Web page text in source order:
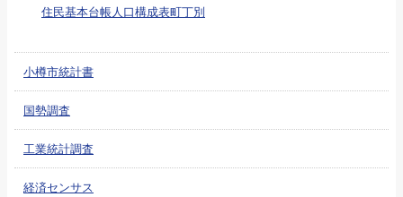
住民基本台帳人口構成表町丁別
小樽市統計書
国勢調査
工業統計調査
経済センサス